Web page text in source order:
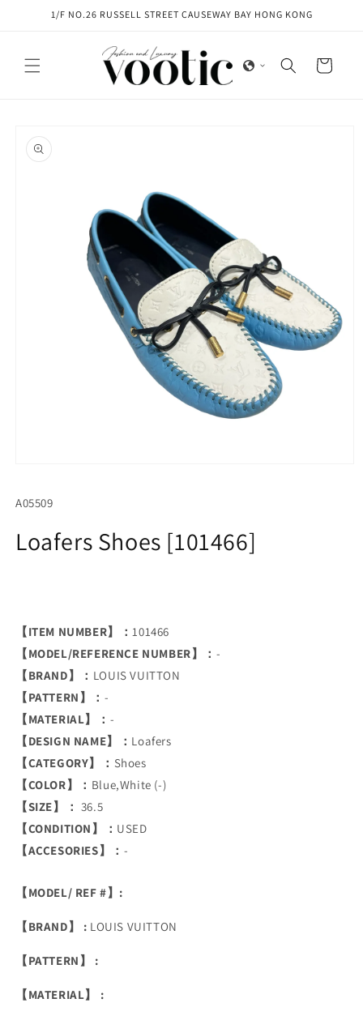
Skip to1/F NO.26 RUSSELL STREET CAUSEWAY BAY HONG KONG
Cart
product
information
in
SKU:
A05509
Loafers Shoes [101466]
【ITEM NUMBER】：101466
【MODEL/REFERENCE NUMBER】： -
【BRAND】： LOUIS VUITTON
【PATTERN】： -
【MATERIAL】： -
【DESIGN NAME】： Loafers
【CATEGORY】： Shoes
【COLOR】： Blue,White (-)
【SIZE】： 36.5
【CONDITION】： USED
【ACCESORIES】： -
【MODEL/ REF #】:
【BRAND】 : LOUIS VUITTON
【PATTERN】 :
【MATERIAL】 :